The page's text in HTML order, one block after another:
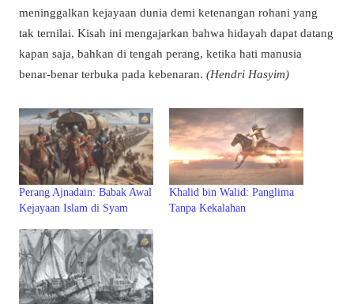
meninggalkan kejayaan dunia demi ketenangan rohani yang
tak ternilai. Kisah ini mengajarkan bahwa hidayah dapat datang
kapan saja, bahkan di tengah perang, ketika hati manusia
benar-benar terbuka pada kebenaran. (Hendri Hasyim)
Perang Ajnadain: Babak Awal
Kejayaan Islam di Syam
Khalid bin Walid: Panglima
Tanpa Kekalahan